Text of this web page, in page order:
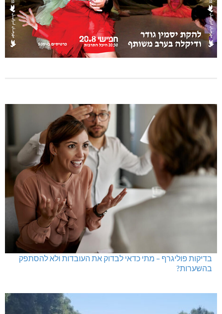
בדיקות פוליגרף במקומות עבודה – לא רק בעקבות גניבה